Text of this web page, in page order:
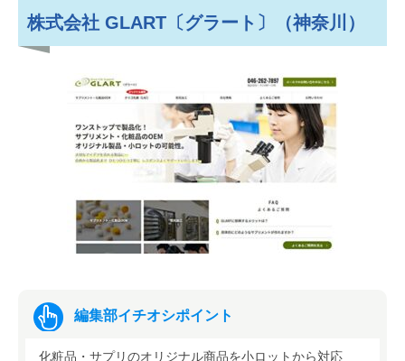
株式会社 GLART〔グラート〕（神奈川）
編集部イチオシポイント
化粧品・サプリのオリジナル商品を小ロットから対応